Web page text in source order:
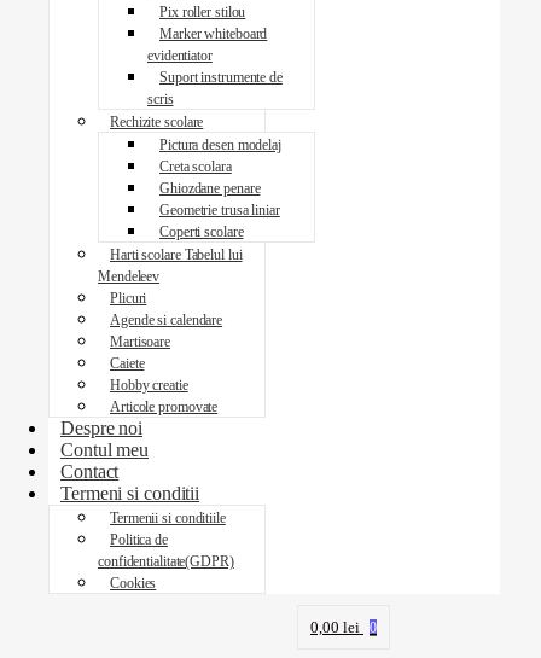
Pix roller stilou
Marker whiteboard
evidentiator
Suport instrumente de
scris
Rechizite scolare
Pictura desen modelaj
Creta scolara
Ghiozdane penare
Geometrie trusa liniar
Coperti scolare
Harti scolare Tabelul lui
Mendeleev
Plicuri
Agende si calendare
Martisoare
Caiete
Hobby creatie
Articole promovate
Despre noi
Contul meu
Contact
Termeni si conditii
Termenii si conditiile
Politica de
confidentialitate(GDPR)
Cookies
0,00 lei 0